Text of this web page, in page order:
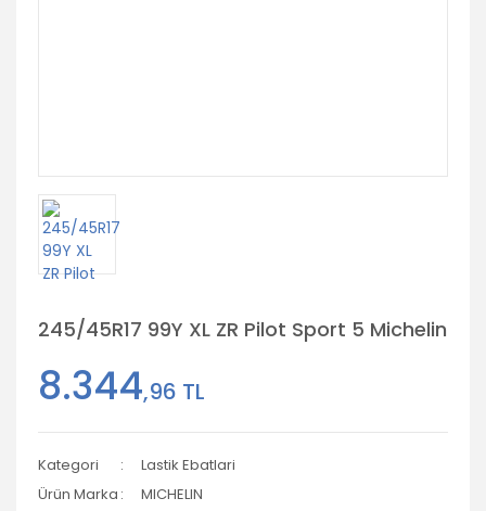
245/45R17 99Y XL ZR Pilot Sport 5 Michelin
8.344,96 TL
Kategori
Lastik Ebatlari
Ürün Marka
MICHELIN